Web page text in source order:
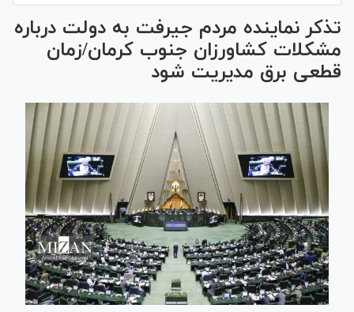
تذکر نماینده مردم جیرفت به دولت درباره
مشکلات کشاورزان جنوب کرمان/زمان
قطعی برق مدیریت شود